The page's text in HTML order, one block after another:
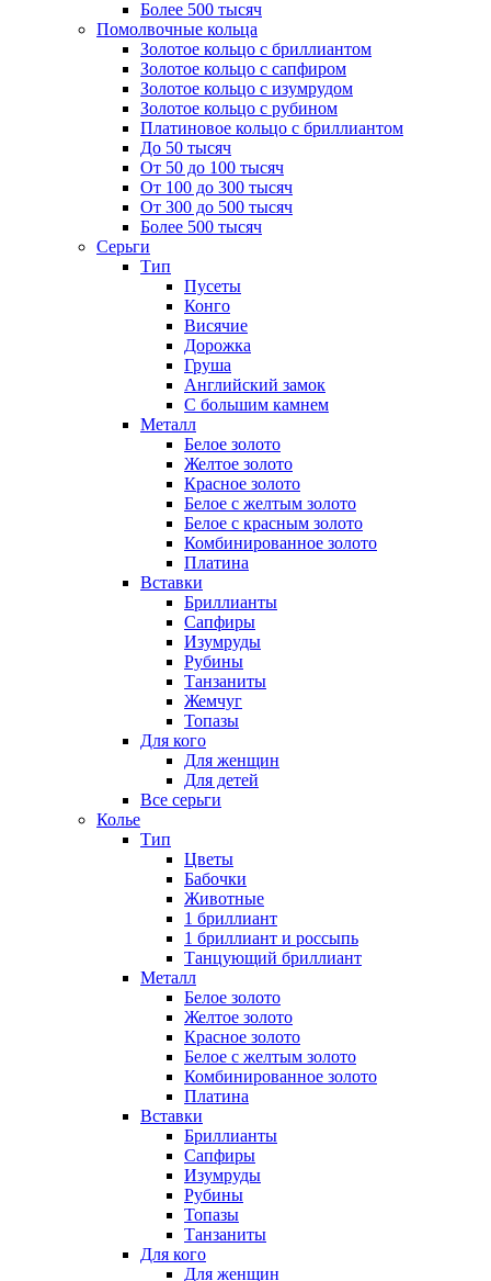
Более 500 тысяч
Помолвочные кольца
Золотое кольцо с бриллиантом
Золотое кольцо с сапфиром
Золотое кольцо с изумрудом
Золотое кольцо с рубином
Платиновое кольцо с бриллиантом
До 50 тысяч
От 50 до 100 тысяч
От 100 до 300 тысяч
От 300 до 500 тысяч
Более 500 тысяч
Серьги
Тип
Пусеты
Конго
Висячие
Дорожка
Груша
Английский замок
С большим камнем
Металл
Белое золото
Желтое золото
Красное золото
Белое с желтым золото
Белое с красным золото
Комбинированное золото
Платина
Вставки
Бриллианты
Сапфиры
Изумруды
Рубины
Танзаниты
Жемчуг
Топазы
Для кого
Для женщин
Для детей
Все серьги
Колье
Тип
Цветы
Бабочки
Животные
1 бриллиант
1 бриллиант и россыпь
Танцующий бриллиант
Металл
Белое золото
Желтое золото
Красное золото
Белое с желтым золото
Комбинированное золото
Платина
Вставки
Бриллианты
Сапфиры
Изумруды
Рубины
Топазы
Танзаниты
Для кого
Для женщин